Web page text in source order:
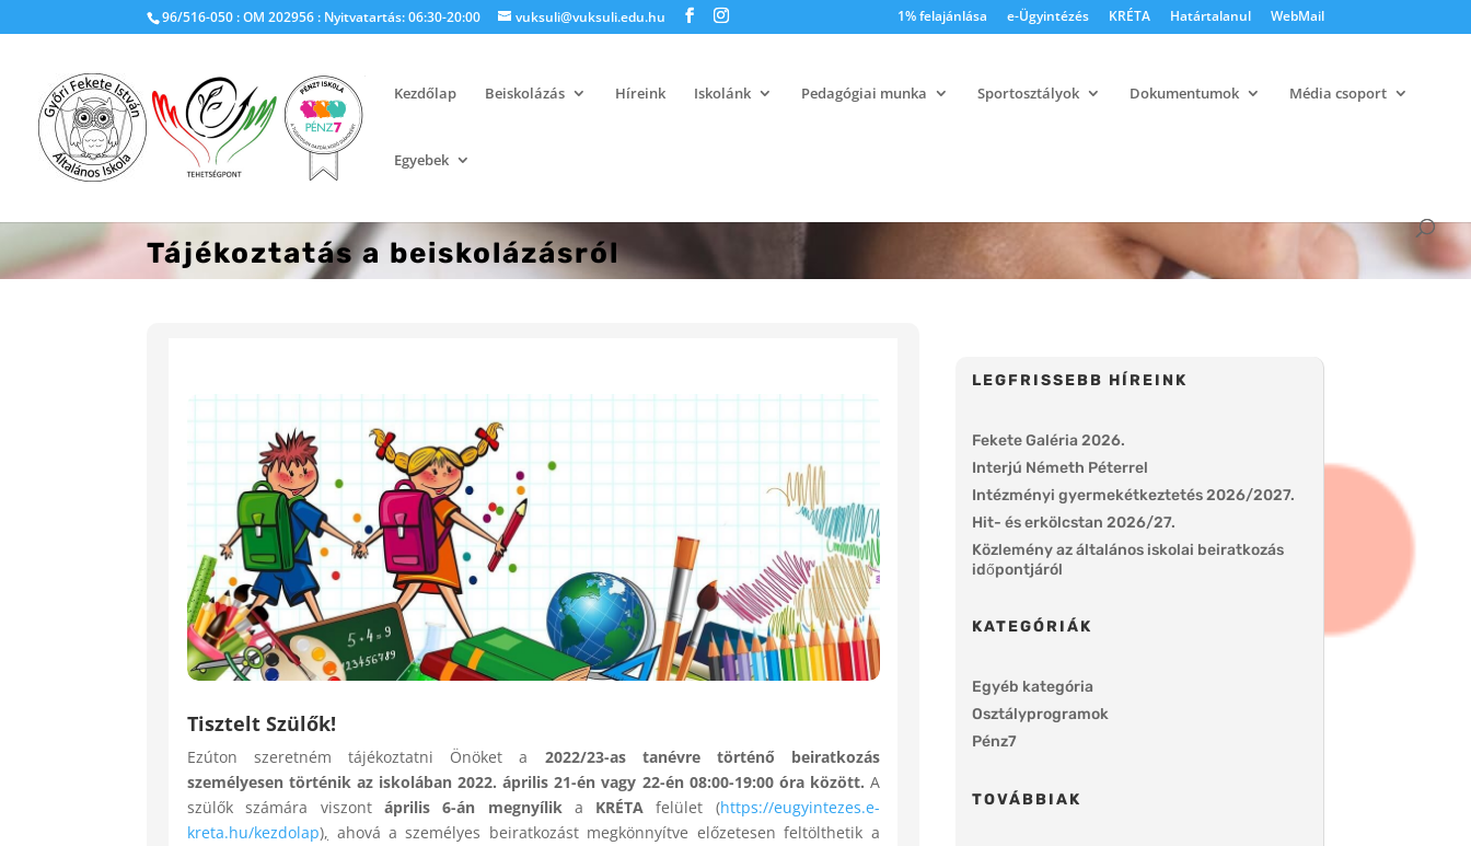
96/516-050 : OM 202956 : Nyitvatartás: 06:30-20:00 vuksuli@vuksuli.edu.hu 1% felajánlása e-Ügyintézés KRÉTA Határtalanul WebMail
Kezdőlap Beiskolázás Híreink Iskolánk Pedagógiai munka Sportosztályok Dokumentumok Média csoport
Egyebek
Tájékoztatás a beiskolázásról
Tisztelt Szülők!
Ezúton szeretném tájékoztatni Önöket a 2022/23-as tanévre történő beiratkozás
személyesen történik az iskolában 2022. április 21-én vagy 22-én 08:00-19:00 óra között. A
szülők számára viszont április 6-án megnyílik a KRÉTA felület (https://eugyintezes.e-
kreta.hu/kezdolap), ahová a személyes beiratkozást megkönnyítve előzetesen feltölthetik a
LEGFRISSEBB HÍREINK
Fekete Galéria 2026.
Interjú Németh Péterrel
Intézményi gyermekétkeztetés 2026/2027.
Hit- és erkölcstan 2026/27.
Közlemény az általános iskolai beiratkozás
időpontjáról
KATEGÓRIÁK
Egyéb kategória
Osztályprogramok
Pénz7
TOVÁBBIAK